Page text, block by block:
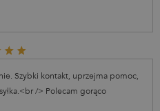
Szybki kontakt, uprzejma pomoc,
/> Polecam gorąco